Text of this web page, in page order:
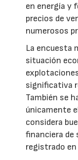
en energía y
precios de
numerosos
La encuesta
situación
significativa
También se
únicamente
considera
financiera
registrado